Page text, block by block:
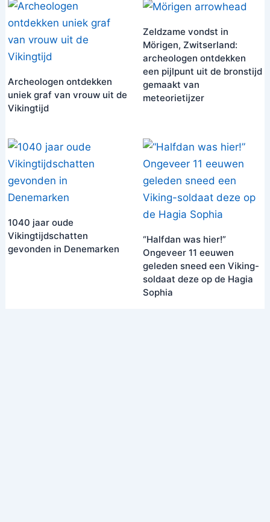
Archeologen ontdekken
uniek graf van vrouw uit de
Vikingtijd
Zeldzame vondst in
Mörigen, Zwitserland:
archeologen ontdekken
een pijlpunt uit de bronstijd
gemaakt van
meteorietijzer
1040 jaar oude
Vikingtijdschatten
gevonden in Denemarken
“Halfdan was hier!”
Ongeveer 11 eeuwen
geleden sneed een Viking-
soldaat deze op de Hagia
Sophia